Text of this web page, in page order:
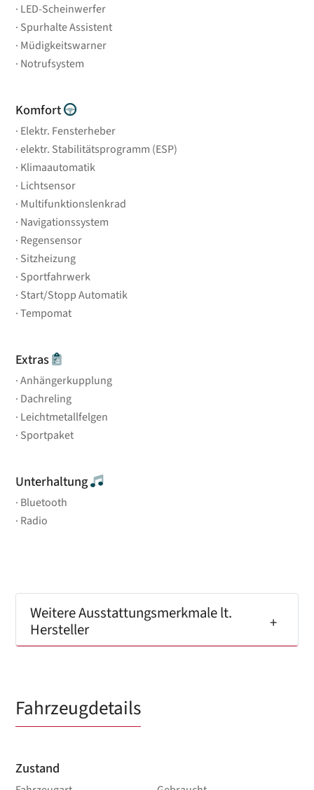
LED-Scheinwerfer
Spurhalte Assistent
Müdigkeitswarner
Notrufsystem
Komfort
Elektr. Fensterheber
elektr. Stabilitätsprogramm (ESP)
Klimaautomatik
Lichtsensor
Multifunktionslenkrad
Navigationssystem
Regensensor
Sitzheizung
Sportfahrwerk
Start/Stopp Automatik
Tempomat
Extras
Anhängerkupplung
Dachreling
Leichtmetallfelgen
Sportpaket
Unterhaltung
Bluetooth
Radio
Weitere Ausstattungsmerkmale lt.
Hersteller
Fahrzeugdetails
Zustand